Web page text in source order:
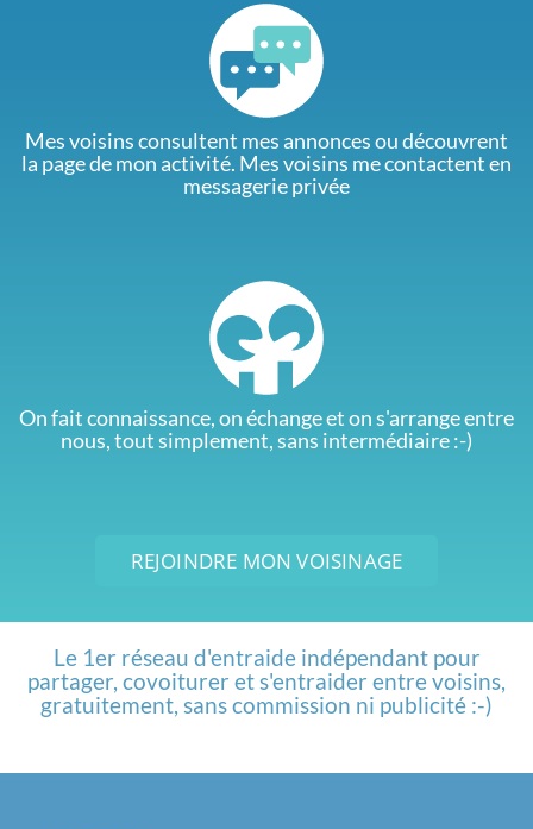
Mes voisins consultent mes annonces ou découvrent
la page de mon activité. Mes voisins me contactent en
messagerie privée
On fait connaissance, on échange et on s'arrange entre
nous, tout simplement, sans intermédiaire :-)
REJOINDRE MON VOISINAGE
Le 1er réseau d'entraide indépendant pour
partager, covoiturer et s'entraider entre voisins,
gratuitement, sans commission ni publicité :-)